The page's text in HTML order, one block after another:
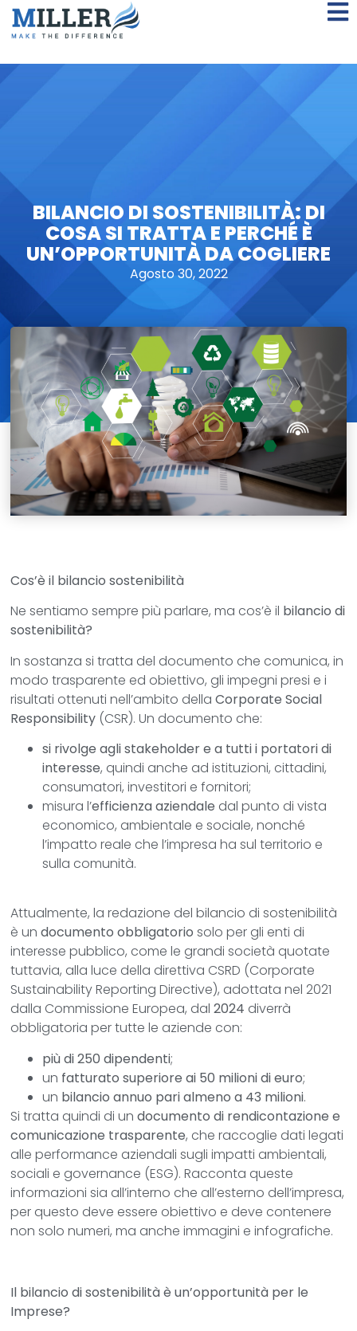
BILANCIO DI SOSTENIBILITÀ: DI
COSA SI TRATTA E PERCHÉ È
UN’OPPORTUNITÀ DA COGLIERE
Agosto 30, 2022
Cos’è il bilancio sostenibilità
Ne sentiamo sempre più parlare, ma cos’è il bilancio di
sostenibilità?
In sostanza si tratta del documento che comunica, in
modo trasparente ed obiettivo, gli impegni presi e i
risultati ottenuti nell’ambito dellaCorporate Social
Responsibility (CSR). Un documento che:
si rivolge agli stakeholder e a tutti i portatori di
interesse, quindi anche ad istituzioni, cittadini,
consumatori, investitori e fornitori;
misura l’efficienza aziendale dal punto di vista
economico, ambientale e sociale, nonché
l’impatto reale che l’impresa ha sul territorio e
sulla comunità.
Attualmente, la redazione del bilancio di sostenibilità
è undocumento obbligatorio solo per gli enti di
interesse pubblico, come le grandi società quotate
tuttavia, alla luce della direttiva CSRD (Corporate
Sustainability Reporting Directive), adottata nel 2021
dalla Commissione Europea, dal2024 diverrà
obbligatoria per tutte le aziende con:
più di 250 dipendenti;
un fatturato superiore ai 50 milioni di euro;
un bilancio annuo pari almeno a 43 milioni.
Si tratta quindi di undocumento di rendicontazione e
comunicazione trasparente, che raccoglie dati legati
alle performance aziendali sugli impatti ambientali,
sociali e governance (ESG). Racconta queste
informazioni sia all’interno che all’esterno dell’impresa,
per questo deve essere obiettivo e deve contenere
non solo numeri, ma anche immagini e infografiche.
Il bilancio di sostenibilità è un’opportunità per le
Imprese?